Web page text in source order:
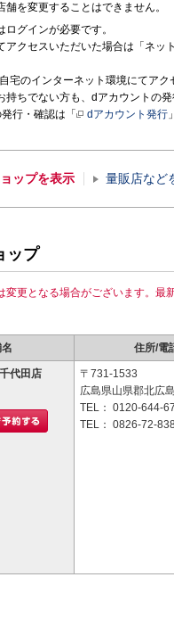
舗を変更することはできません。
ログインが必要です。
アクセスいただいた場合は「ネ
宅のインターネット環境にてア
持ちでない方も、dアカウントの発
行・確認は「
dアカウント発行
ップを表示 量販店など
ップ
変更となる場合がございます。最
住所/電
代田店
〒731-1533
広島県山県郡北広
TEL： 0120-644-
TEL： 0826-72-